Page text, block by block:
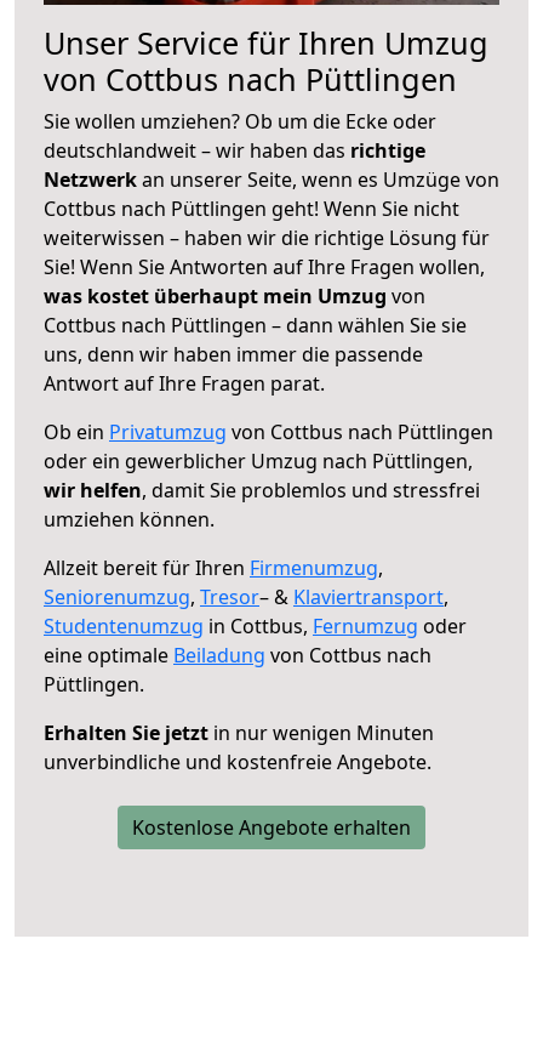
Unser Service für Ihren Umzug
von Cottbus nach Püttlingen
Sie wollen umziehen? Ob um die Ecke oder
deutschlandweit – wir haben das richtige
Netzwerkan unserer Seite, wenn es Umzüge von
Cottbus nach Püttlingen geht! Wenn Sie nicht
weiterwissen – haben wir die richtige Lösung für
Sie! Wenn Sie Antworten auf Ihre Fragen wollen,
was kostet überhaupt mein Umzug von
Cottbus nach Püttlingen – dann wählen Sie sie
uns, denn wir haben immer die passende
Antwort auf Ihre Fragen parat.
Ob ein Privatumzug von Cottbus nach Püttlingen
oder ein gewerblicher Umzug nach Püttlingen,
wir helfen, damit Sie problemlos und stressfrei
umziehen können.
Allzeit bereit für Ihren Firmenumzug,
Seniorenumzug, Tresor– & Klaviertransport,
Studentenumzug in Cottbus, Fernumzug oder
eine optimale Beiladung von Cottbus nach
Püttlingen.
Erhalten Sie jetzt in nur wenigen Minuten
unverbindliche und kostenfreie Angebote.
Kostenlose Angebote erhalten